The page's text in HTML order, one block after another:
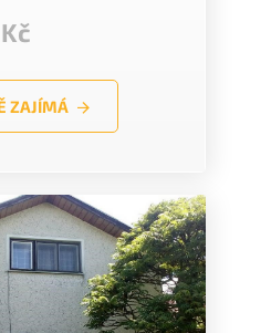
ZAJÍMÁ